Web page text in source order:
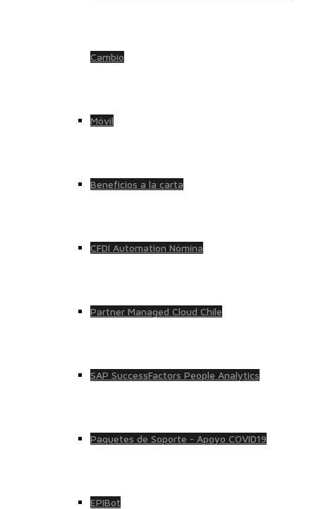
Cambio
Móvil
Beneficios a la carta
CFDI Automation Nómina
Partner Managed Cloud Chile
SAP SuccessFactors People Analytics
Paquetes de Soporte - Apoyo COVID19
EPIBot